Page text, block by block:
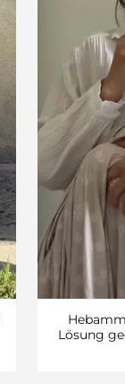
Lösung